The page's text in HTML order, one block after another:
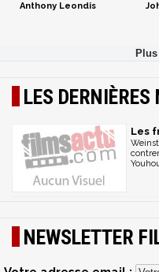
Anthony Leondis
LES DERNIÈRES
Les
NEWSLETTER